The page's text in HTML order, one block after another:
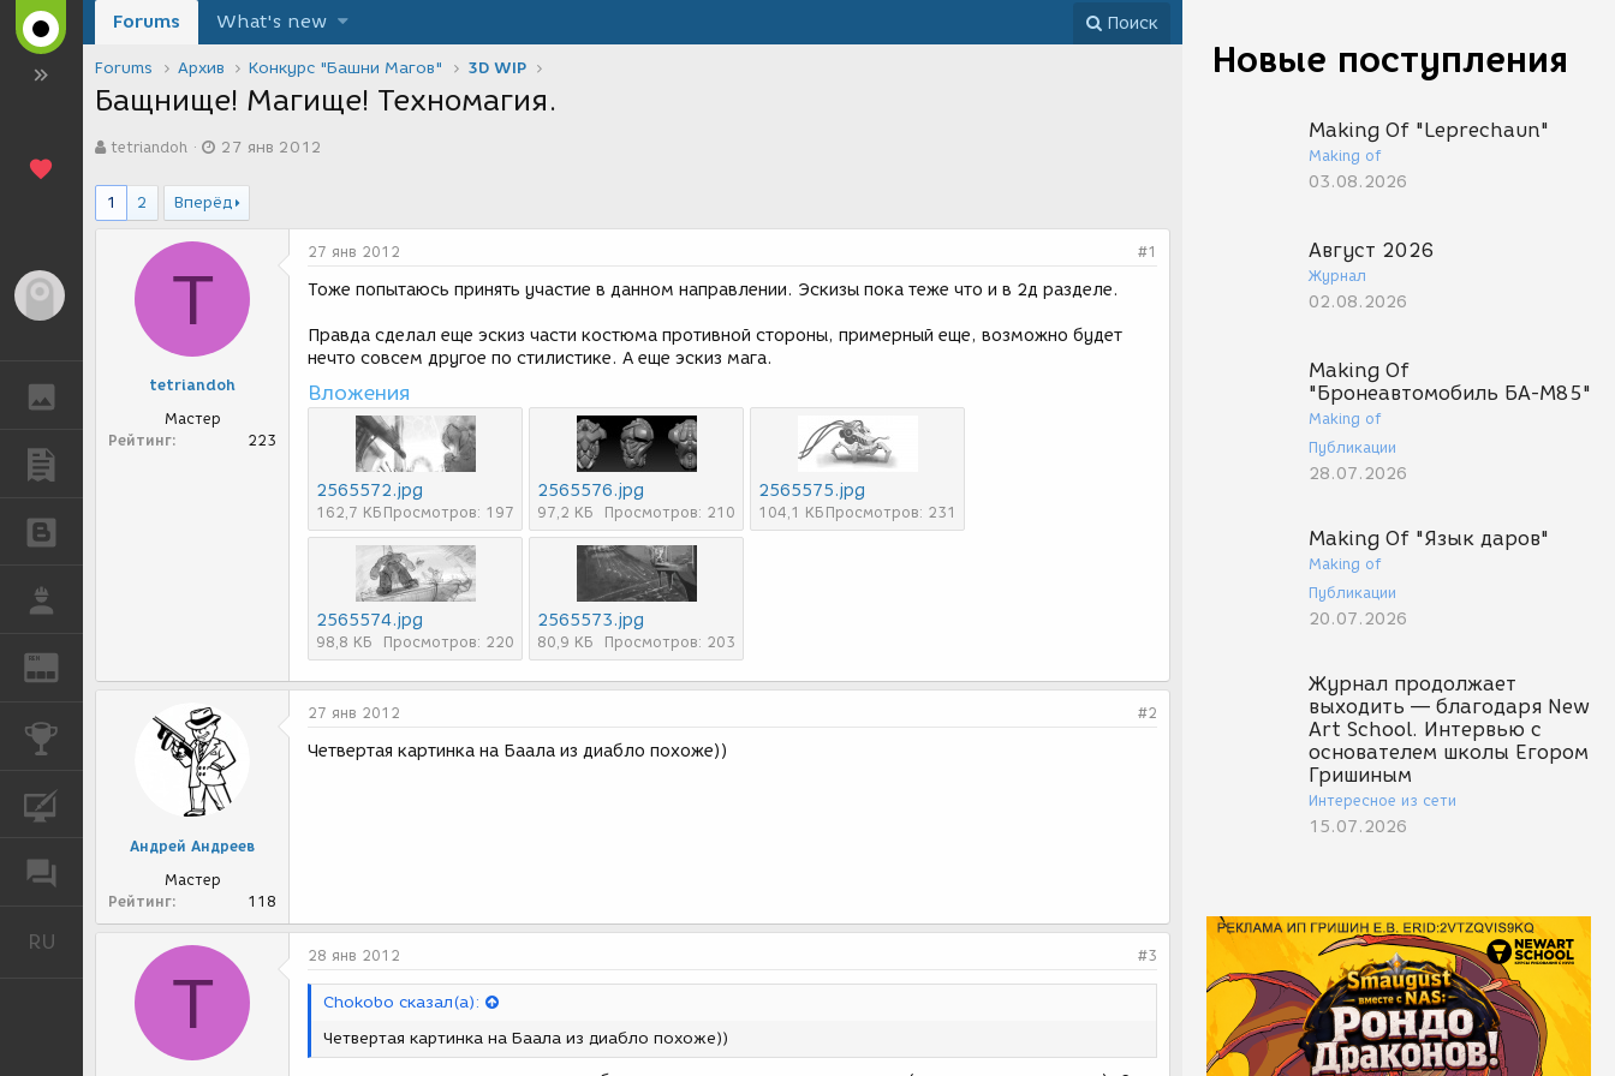
ГАЛЕРЕЯ
REN
КОНКУРСЫ
RU
Новые поступления
Making Of "Leprechaun"
Making of
03.08.2026
Август 2026
Журнал
02.08.2026
Making Of
"Бронеавтомобиль БА-М85"
Making of
Публикации
28.07.2026
Making Of "Язык даров"
Making of
Публикации
20.07.2026
Журнал продолжает
выходить — благодаря New
Art School. Интервью с
основателем школы Егором
Гришиным
Интересное из сети
15.07.2026
Forums What's new Поиск
Forums Архив Конкурс "Башни Магов" 3D WIP
Бащнище! Магище! Техномагия.
в
о
р
tetriandoh
а
а
с
и
27 янв 2012
1 2 Вперёд
T
tetriandoh
Мастер
Рейтинг
223
27 янв 2012 #1
Тоже попытаюсь принять участие в данном направлении. Эскизы пока теже что и в 2д разделе.
Правда сделал еще эскиз части костюма противной стороны, примерный еще, возможно будет
нечто совсем другое по стилистике. А еще эскиз мага.
Вложения
2565572.jpg
162,7 КБ Просмотров: 197
2565576.jpg
97,2 КБ Просмотров: 210
2565575.jpg
104,1 КБ Просмотров: 231
2565574.jpg
98,8 КБ Просмотров: 220
2565573.jpg
80,9 КБ Просмотров: 203
Андрей Андреев
Мастер
Рейтинг
118
27 янв 2012 #2
Четвертая картинка на Баала из диабло похоже))
T
28 янв 2012 #3
Chokobo сказал(а):
Четвертая картинка на Баала из диабло похоже))